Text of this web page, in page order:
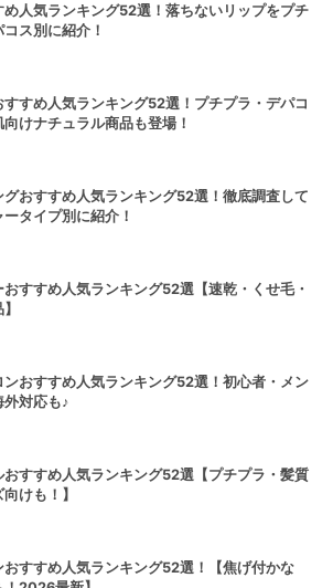
め人気ランキング52選！落ちないリップをプチ
ス別に紹介！
すすめ人気ランキング52選！プチプラ・デパコ
向けナチュラル商品も登場！
グおすすめ人気ランキング52選！徹底調査して
タイプ別に紹介！
おすすめ人気ランキング52選【速乾・くせ毛・
ンおすすめ人気ランキング52選！初心者・メン
外対応も♪
おすすめ人気ランキング52選【プチプラ・髪質
けも！】
おすすめ人気ランキング52選！【焦げ付かな